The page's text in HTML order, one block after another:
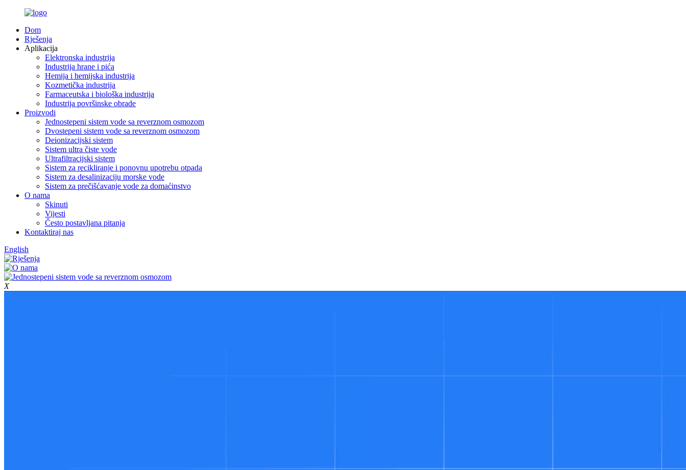
Dom
Rješenja
Aplikacija
Elektronska industrija
Industrija hrane i pića
Hemija i hemijska industrija
Kozmetička industrija
Farmaceutska i biološka industrija
Industrija površinske obrade
Proizvodi
Jednostepeni sistem vode sa reverznom osmozom
Dvostepeni sistem vode sa reverznom osmozom
Deionizacijski sistem
Sistem ultra čiste vode
Ultrafiltracijski sistem
Sistem za recikliranje i ponovnu upotrebu otpada
Sistem za desalinizaciju morske vode
Sistem za prečišćavanje vode za domaćinstvo
O nama
Skinuti
Vijesti
Često postavljana pitanja
Kontaktiraj nas
English
X